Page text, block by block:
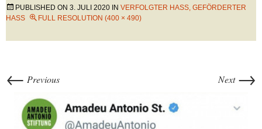
PUBLISHED ON 3. JULI 2020 IN VERFOLGTER HASS, GEFÖRDERTER
HASS
FULL RESOLUTION (400 × 490)
← Previous Next →